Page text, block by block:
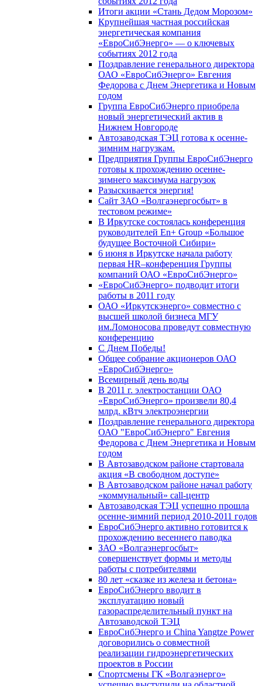
Итоги акции «Стань Дедом Морозом»
Крупнейшая частная российская
энергетическая компания
«ЕвроСибЭнерго» — о ключевых
событиях 2012 года
Поздравление генерального директора
ОАО «ЕвроСибЭнерго» Евгения
Федорова с Днем Энергетика и Новым
годом
Группа ЕвроСибЭнерго приобрела
новый энергетический актив в
Нижнем Новгороде
Автозаводская ТЭЦ готова к осенне-
зимним нагрузкам.
Предприятия Группы ЕвроСибЭнерго
готовы к прохождению осенне-
зимнего максимума нагрузок
Разыскивается энергия!
Сайт ЗАО «Волгаэнергосбыт» в
тестовом режиме»
В Иркутске состоялась конференция
руководителей En+ Group «Большое
будущее Восточной Сибири»
6 июня в Иркутске начала работу
первая HR–конференция Группы
компаний ОАО «ЕвроСибЭнерго»
«ЕвроСибЭнерго» подводит итоги
работы в 2011 году
ОАО «Иркутскэнерго» совместно с
высшей школой бизнеса МГУ
им.Ломоносова проведут совместную
конференцию
С Днем Победы!
Общее собрание акционеров ОАО
«ЕвроСибЭнерго»
Всемирный день воды
В 2011 г. электростанции ОАО
«ЕвроСибЭнерго» произвели 80,4
млрд. кВтч электроэнергии
Поздравление генерального директора
ОАО "ЕвроСибЭнерго" Евгения
Федорова с Днем Энергетика и Новым
годом
В Автозаводском районе стартовала
акция «В свободном доступе»
В Автозаводском районе начал работу
«коммунальный» call-центр
Автозаводская ТЭЦ успешно прошла
осенне-зимний период 2010-2011 годов
ЕвроСибЭнерго активно готовится к
прохождению весеннего паводка
ЗАО «Волгаэнергосбыт»
совершенствует формы и методы
работы с потребителями
80 лет «сказке из железа и бетона»
ЕвроСибЭнерго вводит в
эксплуатацию новый
газораспределительный пункт на
Автозаводской ТЭЦ
ЕвроСибЭнерго и China Yangtze Power
договорились о совместной
реализации гидроэнергетических
проектов в России
Спортсмены ГК «Волгаэнерго»